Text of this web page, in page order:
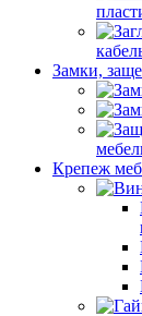
Замки,
Крепеж